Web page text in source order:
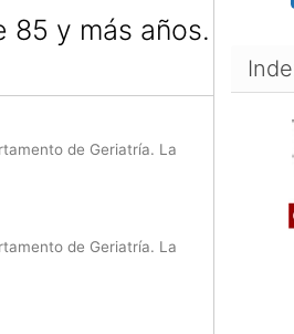
85 y más años.
de Geriatría. La
de Geriatría. La